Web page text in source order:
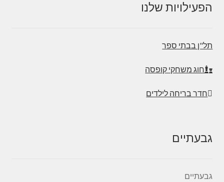
הפעילויות שלנו
תל"ן בבתי ספר
חוג משחקי קופסה
חדר בריחה לילדים
גבעתיים
גבעתיים